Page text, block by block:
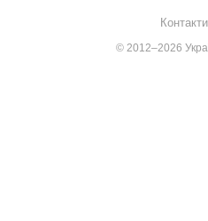
© 2012–2026